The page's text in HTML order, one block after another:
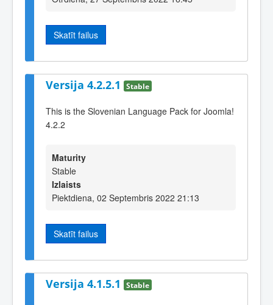
Skatīt failus
Versija 4.2.2.1 Stable
This is the Slovenian Language Pack for Joomla!
4.2.2
Maturity
Stable
Izlaists
Piektdiena, 02 Septembris 2022 21:13
Skatīt failus
Versija 4.1.5.1 Stable